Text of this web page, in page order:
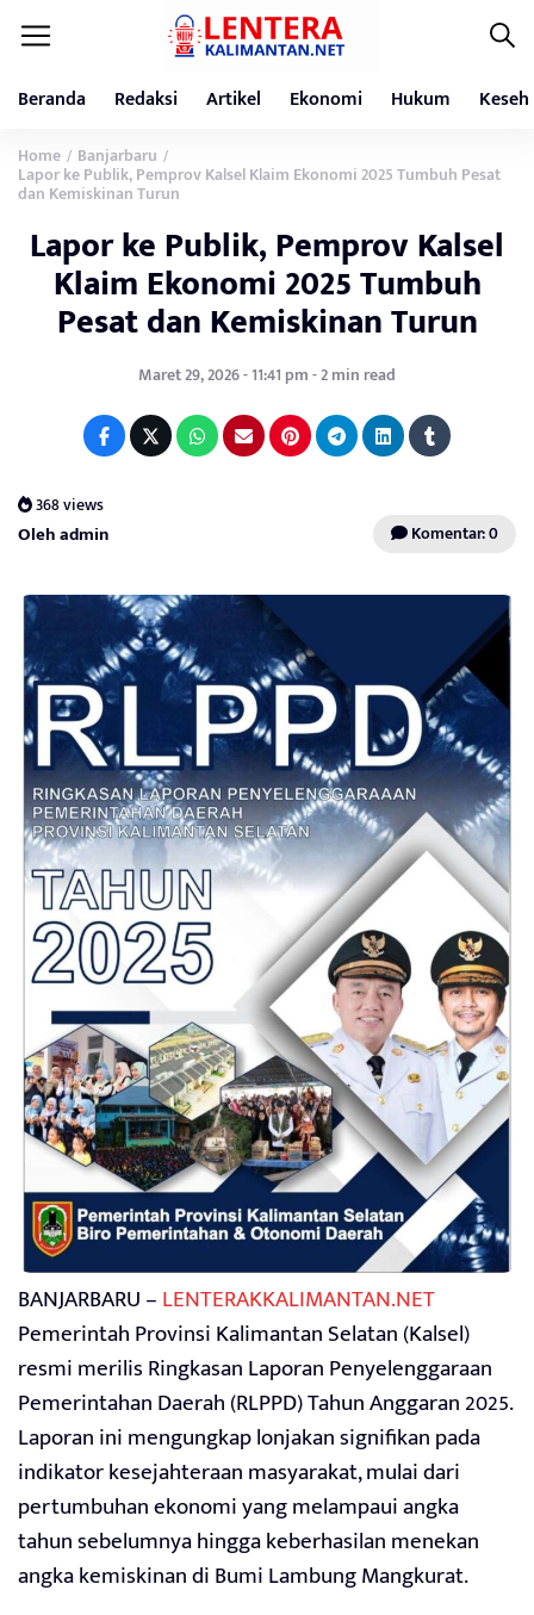
Beranda Redaksi Artikel Ekonomi Hukum
Home / Banjarbaru /
Lapor ke Publik, Pemprov Kalsel Klaim Ekonomi 2025 Tumbuh Pesat
dan Kemiskinan Turun
Lapor ke Publik, Pemprov Kalsel
Klaim Ekonomi 2025 Tumbuh
Pesat dan Kemiskinan Turun
Maret 29, 2026 - 11:41 pm - 2 min read
368 views
Oleh admin Komentar: 0
BANJARBARU –LENTERAKKALIMANTAN.NET
Pemerintah Provinsi Kalimantan Selatan (Kalsel)
resmi merilis Ringkasan Laporan Penyelenggaraan
Pemerintahan Daerah (RLPPD) Tahun Anggaran 2025.
Laporan ini mengungkap lonjakan signifikan pada
indikator kesejahteraan masyarakat, mulai dari
pertumbuhan ekonomi yang melampaui angka
tahun sebelumnya hingga keberhasilan menekan
angka kemiskinan di Bumi Lambung Mangkurat.